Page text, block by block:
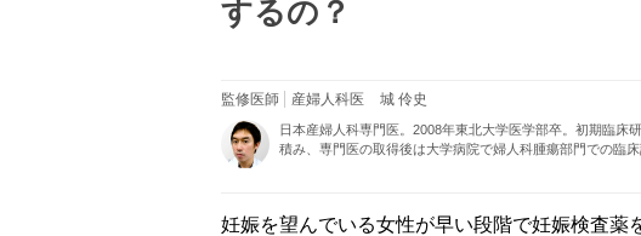
するの？
監修医師 産婦人科医 城 伶史
日本産婦人科専門医。2008年東北大学医学部卒。初期臨床
積み、専門医の取得後は大学病院で婦人科腫瘍部門での臨
妊娠を望んでいる女性が早い段階で妊娠検査薬